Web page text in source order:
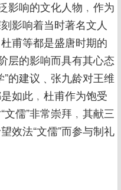
影响的文化人物﹐作为
影响着当时著名文人
甫等都是盛唐时期的
层的影响而具有其心态
的建议﹑张九龄对王维
如此﹐杜甫作为饱受
儒”非常崇拜﹐其献三
效法“文儒”而参与制礼